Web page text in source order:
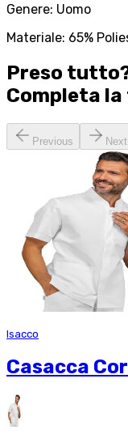
Genere: Uomo
Materiale: 65%
Preso
Completa la
Previous Next
Isacco
Casacca